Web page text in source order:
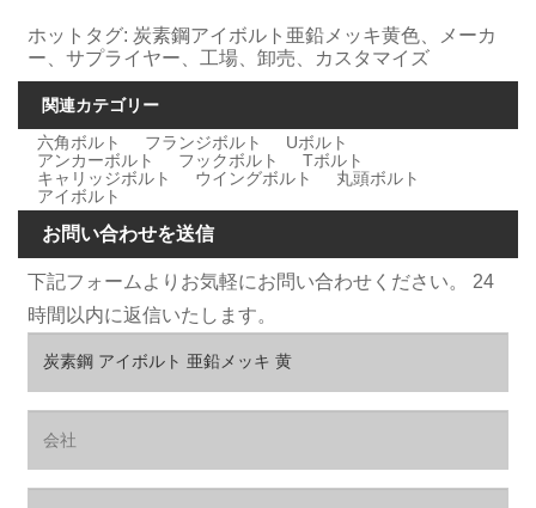
ホットタグ: 炭素鋼アイボルト亜鉛メッキ黄色、メーカ
ー、サプライヤー、工場、卸売、カスタマイズ
関連カテゴリー
六角ボルト
フランジボルト
Uボルト
アンカーボルト
フックボルト
Tボルト
キャリッジボルト
ウイングボルト
丸頭ボルト
アイボルト
お問い合わせを送信
下記フォームよりお気軽にお問い合わせください。 24
時間以内に返信いたします。